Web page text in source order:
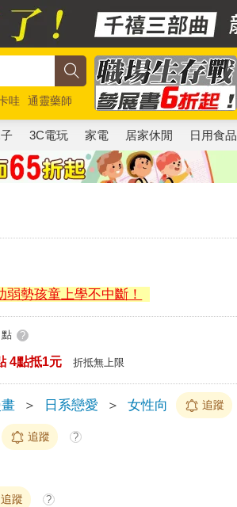
哇
通靈藥師
3C電玩 家電 居家休閒 日用食品
勢孩童上學不中斷！
點 ?
4點抵1元 折抵無上限
＞ 日系戀愛 ＞ 女性向 追蹤
追蹤 ?
追蹤 ?